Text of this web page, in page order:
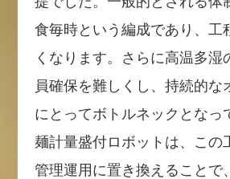
食毎時という編成であり、工
くなります。さらに高温多湿
員確保を難しくし、持続的な
にとってボトルネックとなっ
麺計量盛付ロボットは、この
管理運用に置き換えることで